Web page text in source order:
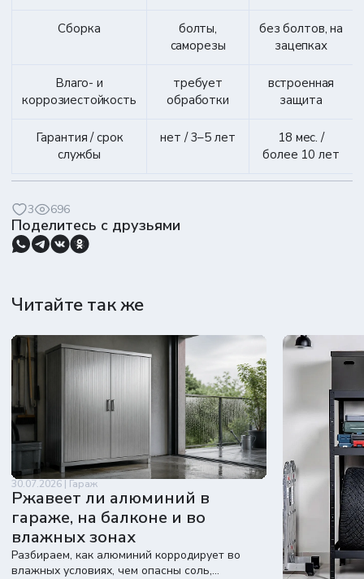
Сборка
болты,
саморезы
без болтов, на
зацепках
Влаго- и
коррозиестойкость
требует
обработки
встроенная
защита
Гарантия / срок
службы
нет / 3–5 лет
18 мес. /
более 10 лет
Поделитесь с друзьями
3 696
Читайте так же
30.07.2026 | Гараж
Ржавеет ли алюминий в
гараже, на балконе и во
влажных зонах
Разбираем, как алюминий корродирует во
влажных условиях, чем опасны соль,